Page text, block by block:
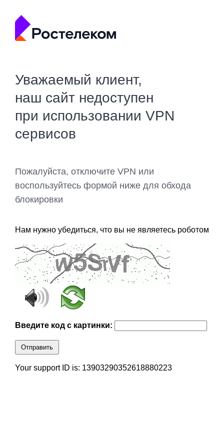
Уважаемый клиент,
наш сайт недоступен
при использовании VPN
сервисов
Пожалуйста, отключите VPN или
воспользуйтесь формой ниже для обхода
блокировки
Нам нужно убедиться, что вы не являетесь роботом
Введите код с картинки:
Отправить
Your support ID is: 13903290352618880223